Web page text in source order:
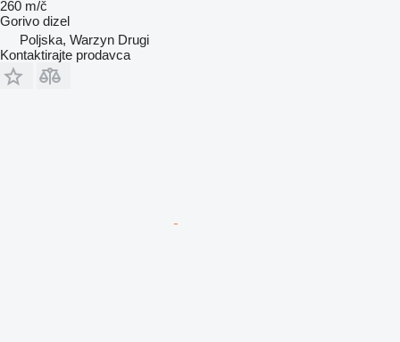
260 m/č
Gorivo dizel
Poljska, Warzyn Drugi
Kontaktirajte prodavca